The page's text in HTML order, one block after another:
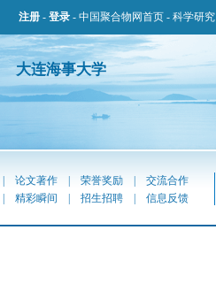
注册 - 登录 - 中国聚合物网首页 - 科学研究
大连海事大学
论文著作 荣誉奖励 交流合作
精彩瞬间 招生招聘 信息反馈